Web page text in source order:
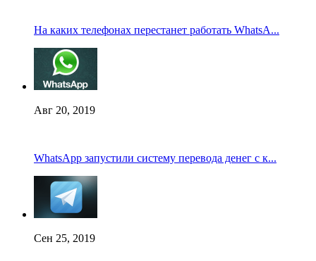
На каких телефонах перестанет работать WhatsA...
Авг 20, 2019
WhatsApp запустили систему перевода денег с к...
Сен 25, 2019